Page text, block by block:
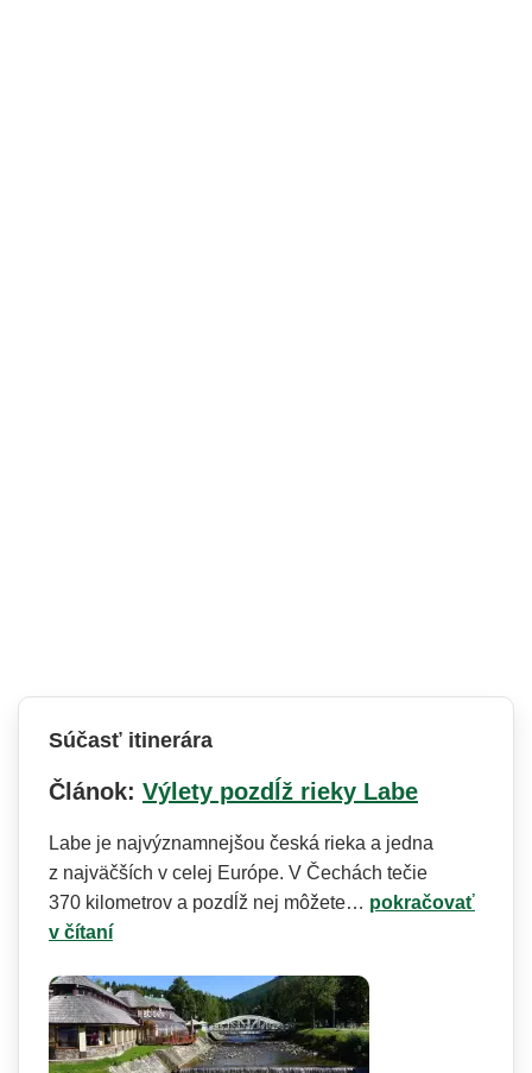
Súčasť itinerára
Článok: Výlety pozdĺž rieky Labe
Labe je najvýznamnejšou česká rieka a jedna
z najväčších v celej Európe. V Čechách tečie
370 kilometrov a pozdĺž nej môžete… pokračovať
v čítaní